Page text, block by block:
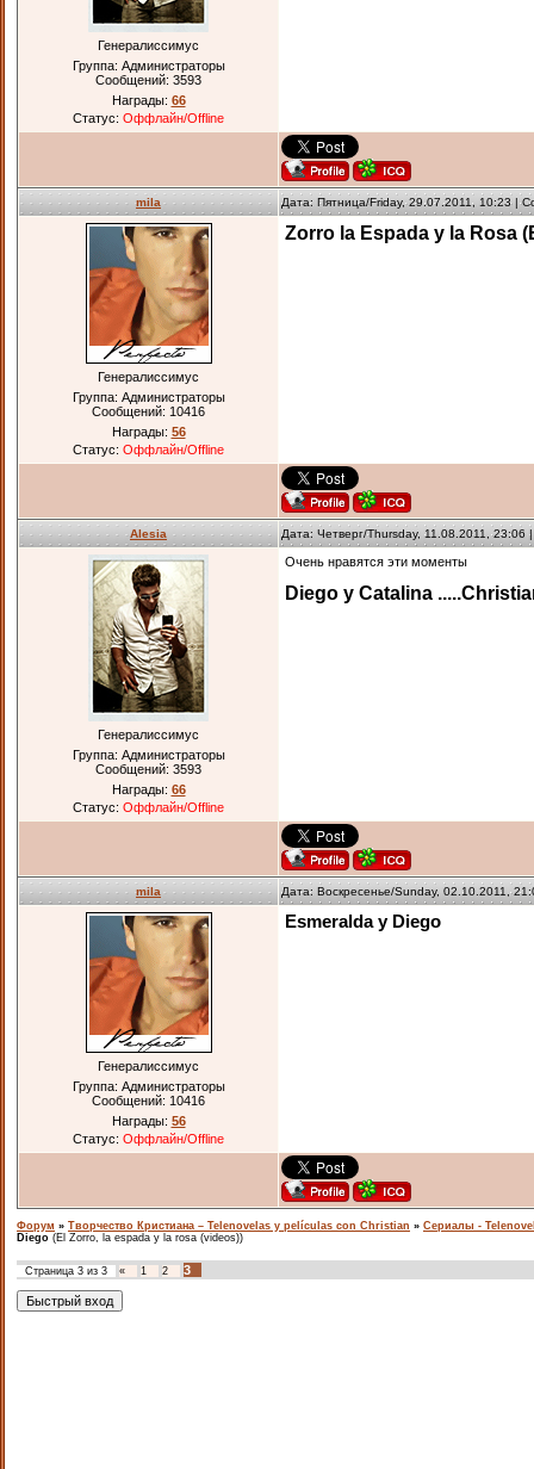
Генералиссимус
Группа: Администраторы
Сообщений: 3593
Награды: 66
Статус: Оффлайн/Offline
mila Дата: Пятница/Friday, 29.07.2011, 10:23 |
Генералиссимус
Группа: Администраторы
Сообщений: 10416
Награды: 56
Статус: Оффлайн/Offline
Zorro la Espada y la Rosa
Alesia Дата: Четверг/Thursday, 11.08.2011,
Генералиссимус
Группа: Администраторы
Сообщений: 3593
Награды: 66
Статус: Оффлайн/Offline
Очень нравятся эти моменты
Diego y Catalina
mila Дата: Воскресенье/Sunday, 02.10.2011,
Генералиссимус
Группа: Администраторы
Сообщений: 10416
Награды: 56
Статус: Оффлайн/Offline
Esmeralda y Diego
Форум » Творчество Кристиана – Telenovelas y películas con Christian » Сериалы -
Diego (El Zorro, la espada y la rosa (videos))
Страница 3 из 3 « 1 2 3